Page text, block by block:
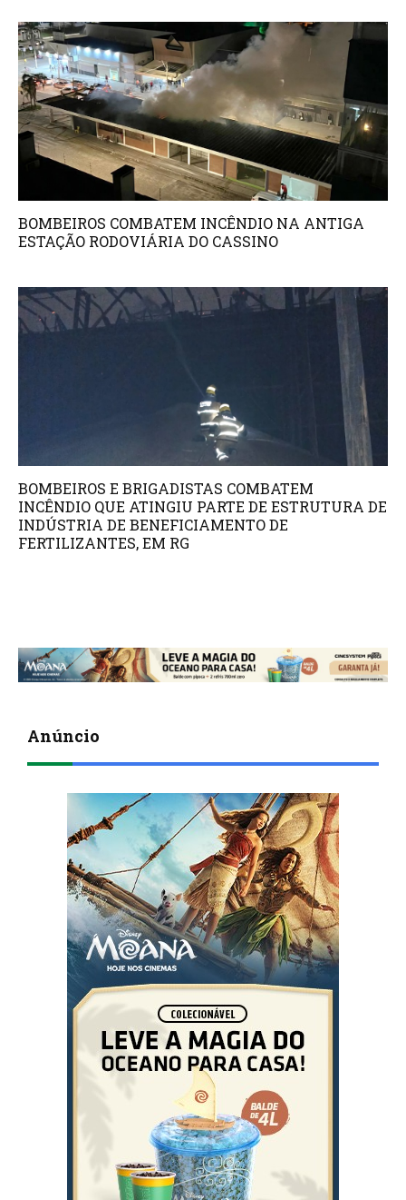
BOMBEIROS COMBATEM INCÊNDIO NA ANTIGA
ESTAÇÃO RODOVIÁRIA DO CASSINO
BOMBEIROS E BRIGADISTAS COMBATEM
INCÊNDIO QUE ATINGIU PARTE DE ESTRUTURA DE
INDÚSTRIA DE BENEFICIAMENTO DE
FERTILIZANTES, EM RG
Anúncio